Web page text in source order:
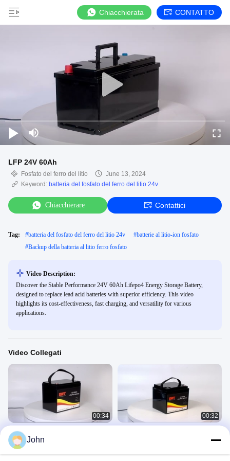
Chiacchierata CONTATTO
LFP 24V 60Ah
Fosfato del ferro del litio
June 13, 2024
Keyword: batteria del fosfato del ferro del litio 24v
Chiacchierare Contattici
Tag: #batteria del fosfato del ferro del litio 24v #batterie al litio-ion fosfato
#Backup della batteria al litio ferro fosfato
Video Description:
Discover the Stable Performance 24V 60Ah Lifepo4 Energy Storage Battery,
designed to replace lead acid batteries with superior efficiency. This video
highlights its cost-effectiveness, fast charging, and versatility for various
applications.
Video Collegati
00:34
12V 95AH batteria al litio fosfato di
ferro
Fosfato Del Ferro Del Litio
00:32
John